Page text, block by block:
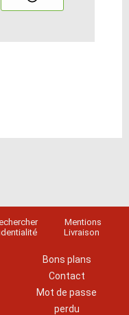
Mentions
Livraison
Bons plans
Contact
Mot de passe
perdu